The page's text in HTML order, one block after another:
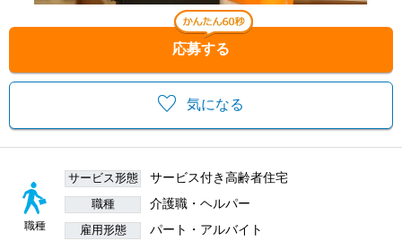
気になる
応募する
職種
サービス形態 サービス付き高齢者住宅
職種 介護職・ヘルパー
雇用形態 パート・アルバイト